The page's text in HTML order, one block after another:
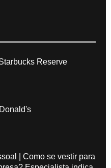
Reserve
| Como se vestir para